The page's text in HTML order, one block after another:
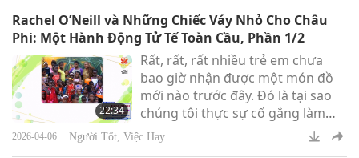
thể khoan giếng với giá 5.500 Mỹ
kim và chúng tôi có các công ty
đến khoan giếng.
Rachel O’Neill và Những Chiếc Váy Nhỏ Cho Châu
Phi: Một Hành Động Tử Tế Toàn Cầu, Phần 1/2
22:34
Rất, rất, rất nhiều trẻ em chưa
bao giờ nhận được một món đồ
mới nào trước đây. Đó là tại sao
chúng tôi thực sự cố gắng làm
cho những chiếc váy này thật sự
rất dễ thương và đầy màu sắc rực
2026-04-06 Người Tốt, Việc Hay